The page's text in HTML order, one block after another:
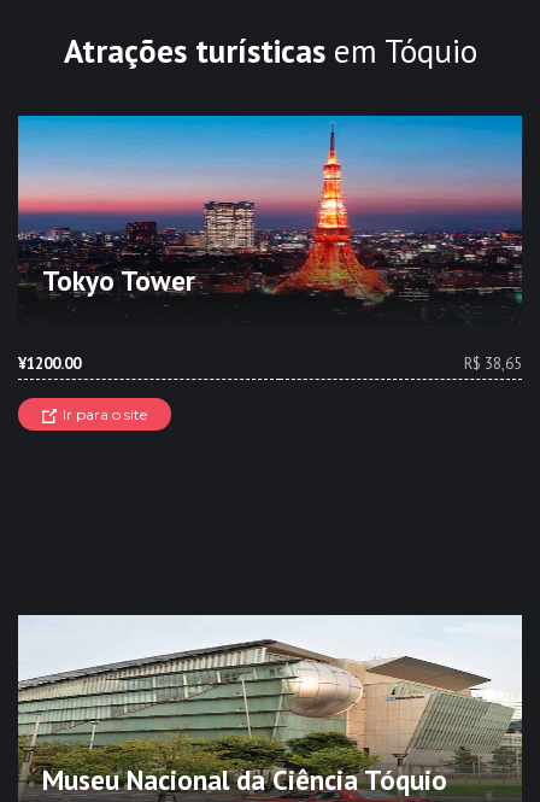
Atrações turísticasem Tóquio
Tokyo Tower
¥1200.00 R$ 38,65
Ir para o site
Museu Nacional da Ciência Tóquio